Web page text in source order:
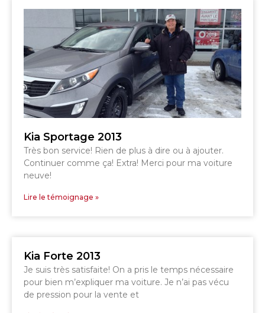
Kia Sportage 2013
Très bon service! Rien de plus à dire ou à ajouter.
Continuer comme ça! Extra! Merci pour ma voiture
neuve!
Lire le témoignage »
Kia Forte 2013
Je suis très satisfaite! On a pris le temps nécessaire
pour bien m’expliquer ma voiture. Je n’ai pas vécu
de pression pour la vente et
TÉLÉPHONEZ
819 564-2196
GRANBY
DRUMMONDVILLE
ESTRIE
SHERBROOKE
GRANBY
SHERBROOKE